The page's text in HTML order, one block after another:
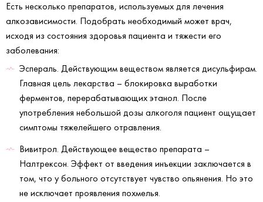
Есть несколько препаратов, используемых для лечения
алкозависимости. Подобрать необходимый может врач,
исходя из состояния здоровья пациента и тяжести его
заболевания:
Эспераль. Действующим веществом является дисульфирам.
Главная цель лекарства – блокировка выработки
ферментов, перерабатывающих этанол. После
употребления небольшой дозы алкоголя пациент ощущает
симптомы тяжелейшего отравления.
Вивитрол. Действующее вещество препарата –
Налтрексон. Эффект от введения инъекции заключается в
том, что у больного отсутствует чувство опьянения. Но это
не исключает проявления похмелья.